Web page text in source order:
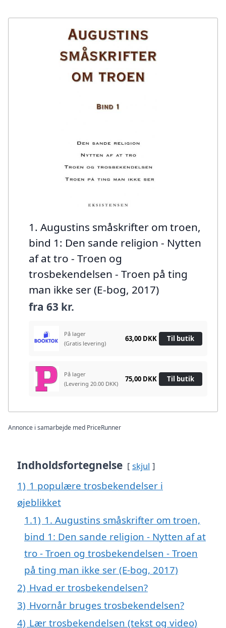
1. Augustins småskrifter om troen,
bind 1: Den sande religion - Nytten
af at tro - Troen og
trosbekendelsen - Troen på ting
man ikke ser (E-bog, 2017)
fra 63 kr.
På lager
(Gratis levering)
63,00 DKK Til butik
På lager
(Levering 20.00 DKK)
75,00 DKK Til butik
Annonce i samarbejde med PriceRunner
Indholdsfortegnelse skjul
1) 1 populære trosbekendelser i
øjeblikket
1.1) 1. Augustins småskrifter om troen,
bind 1: Den sande religion - Nytten af at
tro - Troen og trosbekendelsen - Troen
på ting man ikke ser (E-bog, 2017)
2) Hvad er trosbekendelsen?
3) Hvornår bruges trosbekendelsen?
4) Lær trosbekendelsen (tekst og video)